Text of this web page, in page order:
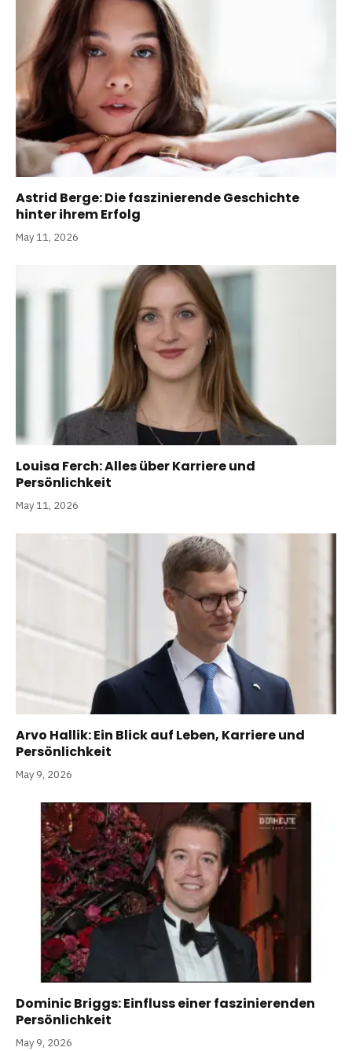
Astrid Berge: Die faszinierende Geschichte
hinter ihrem Erfolg
May 11, 2026
Louisa Ferch: Alles über Karriere und
Persönlichkeit
May 11, 2026
Arvo Hallik: Ein Blick auf Leben, Karriere und
Persönlichkeit
May 9, 2026
Dominic Briggs: Einfluss einer faszinierenden
Persönlichkeit
May 9, 2026